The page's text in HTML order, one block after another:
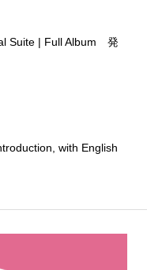
Suite | Full Album 発
with English